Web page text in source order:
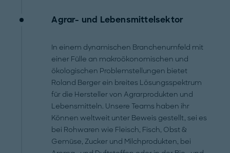
Agrar- und Lebensmittelsektor
In einem dynamischen Branchenumfeld mit
einer Fülle an makroökonomischen und
ökologischen Problemstellungen bietet
Roland Berger ein breites Lösungsspektrum
für die Hersteller von Agrarprodukten und
Lebensmitteln. Unsere Teams haben ihr
Können weltweit unter Beweis gestellt, sei es
bei Rohwaren wie Fleisch, Fisch, Obst &
Gemüse, Zucker und Milchprodukten, bei